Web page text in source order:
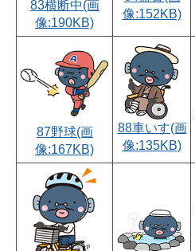
83横断中(画
像:190KB)
像:152KB)
87野球(画
像:167KB)
88車いす(画
像:135KB)